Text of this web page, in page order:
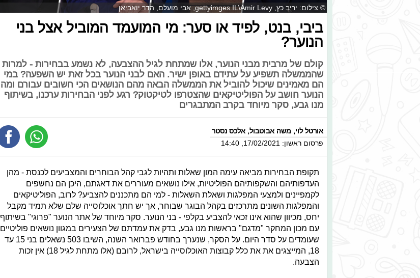
© צילום: יריב כץ, gettyimges.IL\Amir Levy, אבי מועלם, הדר יואביאן
ביבי, בנט, לפיד או סער: מי המועמד המוביל אצל בני
הנוער?
קולם של מרבית מבני הנוער, אלו שמתחת לגיל ההצבעה, לא נשמע בבחירות - למרות
שהממשלה תשפיע על עתידם באופן ישיר. האם לבני הנוער בכל זאת יש השפעה? במי
הם מאמינים שיכול להוביל את הממשלה הבאה מהם הנושאים הכי חשובים עבורם ומה
הנוער חושב על הפוליטיקאים שהצטרפו לטיקטוק? רגע לפני הבחירות ערכנו, בשיתוף
מנו גבע, סקר מיוחד בקרב המתבגרים
אורטל לוי, משה אבוטבול, אלכס נסטר
פרסום ראשון: 17/02/2021, 14:40
תקופת הבחירות מביאה עימה המון שאלות ותהיות לגבי קהל הבוחרים והמצביעים לכנסת - מהן
העדפותיהם והשקפותיהם הפוליטיות, אילו נושאים מעוררים את דאגתם, היכן הם נחשפים
לקמפיינים ולמצעי המפלגות ושאלת השאלות - למי הם מתכננים להצביע? לרוב, הפוליטיקאים
והמפלגות השונים מתרכזים בקהל הבוגר שבוחר, אך יש חתך אוכלוסייה שלם שלא תמיד מקבל
יחס, מכיוון שהוא אינו זכאי להצביע בקלפי - בני הנוער. סקר מיוחד של אתר הנוער "פרוגי" בשיתוף
עם מכון המחקר "מדגם" בראשות מנו גבע, בדק את עמדתם של הצעירים במגוון נושאים פוליטיים
שעומדים על סדר היום. על הסקר, שנערך בחודש פברואר השנה, השיבו 503 נשאלים בני 15 עד
18, המייצגים את את כלל קבוצות האוכלוסייה בישראל, לרובם (אלו מתחת לגיל 18) אין זכות
הצבעה.